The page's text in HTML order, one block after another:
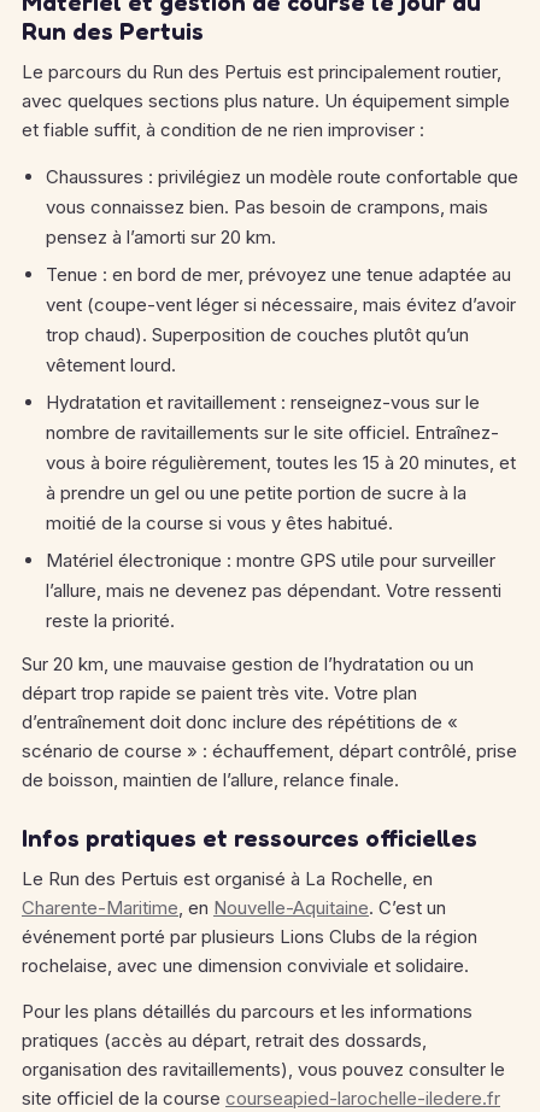
Run des Pertuis
Le parcours du Run des Pertuis est principalement routier,
avec quelques sections plus nature. Un équipement simple
et fiable suffit, à condition de ne rien improviser :
Chaussures : privilégiez un modèle route confortable que
vous connaissez bien. Pas besoin de crampons, mais
pensez à l’amorti sur 20 km.
Tenue : en bord de mer, prévoyez une tenue adaptée au
vent (coupe-vent léger si nécessaire, mais évitez d’avoir
trop chaud). Superposition de couches plutôt qu’un
vêtement lourd.
Hydratation et ravitaillement : renseignez-vous sur le
nombre de ravitaillements sur le site officiel. Entraînez-
vous à boire régulièrement, toutes les 15 à 20 minutes, et
à prendre un gel ou une petite portion de sucre à la
moitié de la course si vous y êtes habitué.
Matériel électronique : montre GPS utile pour surveiller
l’allure, mais ne devenez pas dépendant. Votre ressenti
reste la priorité.
Sur 20 km, une mauvaise gestion de l’hydratation ou un
départ trop rapide se paient très vite. Votre plan
d’entraînement doit donc inclure des répétitions de «
scénario de course » : échauffement, départ contrôlé, prise
de boisson, maintien de l’allure, relance finale.
Infos pratiques et ressources officielles
Le Run des Pertuis est organisé à La Rochelle, en
Charente-Maritime, en Nouvelle-Aquitaine. C’est un
événement porté par plusieurs Lions Clubs de la région
rochelaise, avec une dimension conviviale et solidaire.
Pour les plans détaillés du parcours et les informations
pratiques (accès au départ, retrait des dossards,
organisation des ravitaillements), vous pouvez consulter le
site officiel de la course courseapied-larochelle-iledere.fr